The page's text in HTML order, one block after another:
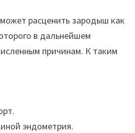
расценить зародыш как
в дальнейшем
причинам. К таким
эндометрия.